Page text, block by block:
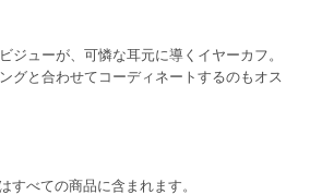
ジューが、可憐な耳元に導くイヤーカフ。
グと合わせてコーディネートするのもオス
べての商品に含まれます。